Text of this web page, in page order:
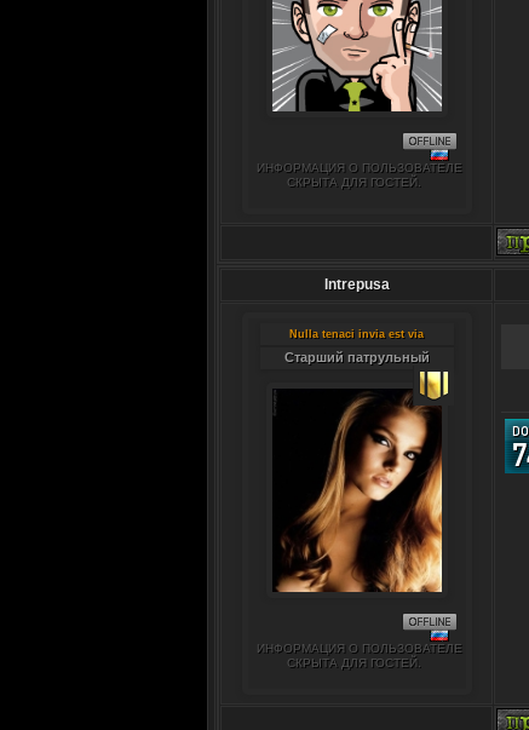
ИНФОРМАЦИЯ О ПОЛЬЗОВАТЕЛЕ
СКРЫТА ДЛЯ ГОСТЕЙ.
Intrepusa
Nulla tenaci invia est via
Старший патрульный
ИНФОРМАЦИЯ О ПОЛЬЗОВАТЕЛЕ
СКРЫТА ДЛЯ ГОСТЕЙ.